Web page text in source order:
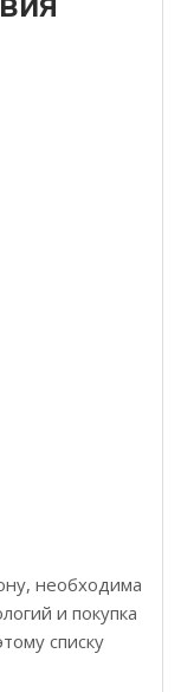
необходима
и покупка
списку